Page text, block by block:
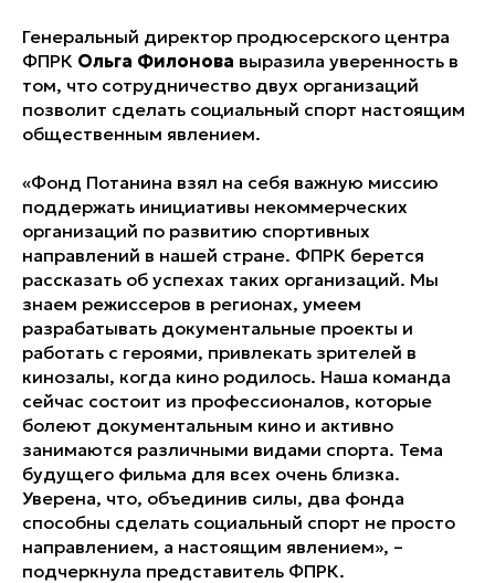
Генеральный директор продюсерского центра
ФПРК Ольга Филонова выразила уверенность в
том, что сотрудничество двух организаций
позволит сделать социальный спорт настоящим
общественным явлением.
«Фонд Потанина взял на себя важную миссию
поддержать инициативы некоммерческих
организаций по развитию спортивных
направлений в нашей стране. ФПРК берется
рассказать об успехах таких организаций. Мы
знаем режиссеров в регионах, умеем
разрабатывать документальные проекты и
работать с героями, привлекать зрителей в
кинозалы, когда кино родилось. Наша команда
сейчас состоит из профессионалов, которые
болеют документальным кино и активно
занимаются различными видами спорта. Тема
будущего фильма для всех очень близка.
Уверена, что, объединив силы, два фонда
способны сделать социальный спорт не просто
направлением, а настоящим явлением», –
подчеркнула представитель ФПРК.